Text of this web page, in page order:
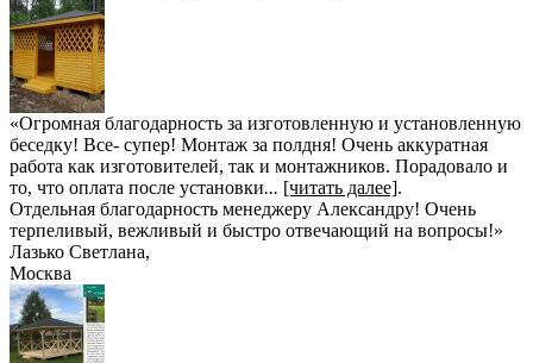
«Огромная благодарность за изготовленную и установленную
беседку! Все- супер! Монтаж за полдня! Очень аккуратная
работа как изготовителей, так и монтажников. Порадовало и
то, что оплата после установки... [читать далее].
Отдельная благодарность менеджеру Александру! Очень
терпеливый, вежливый и быстро отвечающий на вопросы!»
Лазько Светлана,
Москва